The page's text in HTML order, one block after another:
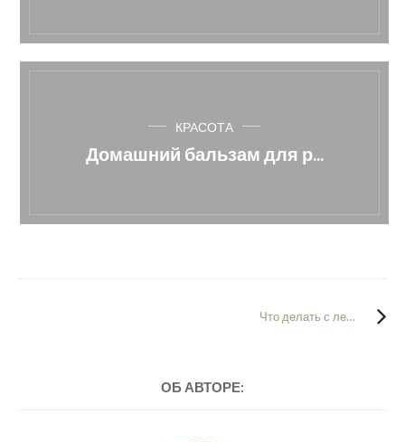
КРАСОТА
Домашний бальзам для р...
Что делать с лепестками роз: 8 идей
ОБ АВТОРЕ: